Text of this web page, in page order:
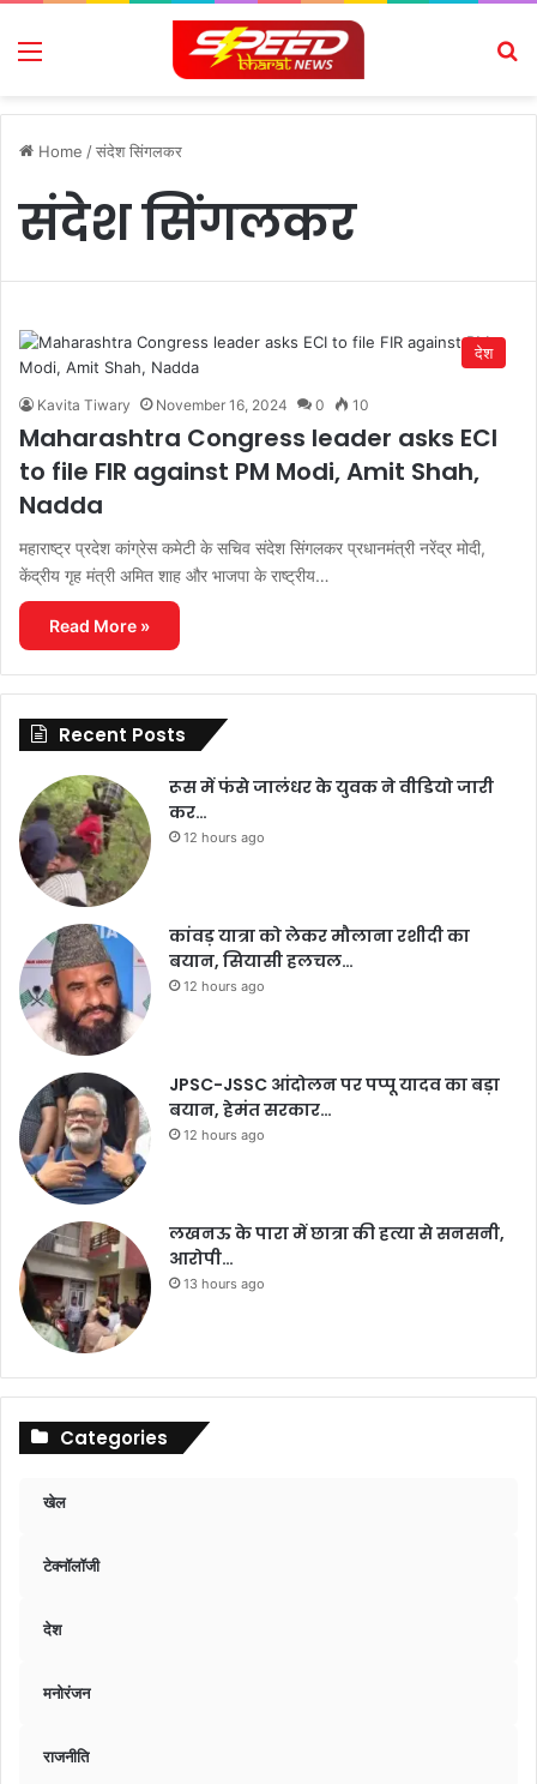
Menu
Home /संदेश सिंगलकर
संदेश सिंगलकर
देश
Kavita Tiwary November 16, 2024 0 10
Maharashtra Congress leader asks ECI
to file FIR against PM Modi, Amit Shah,
Nadda
महाराष्ट्र प्रदेश कांग्रेस कमेटी के सचिव संदेश सिंगलकर प्रधानमंत्री नरेंद्र मोदी,
केंद्रीय गृह मंत्री अमित शाह और भाजपा के राष्ट्रीय…
Read More »
Recent Posts
रूस में फंसे जालंधर के युवक ने वीडियो जारी
कर…
12 hours ago
कांवड़ यात्रा को लेकर मौलाना रशीदी का
बयान, सियासी हलचल…
12 hours ago
JPSC-JSSC आंदोलन पर पप्पू यादव का बड़ा
बयान, हेमंत सरकार…
12 hours ago
लखनऊ के पारा में छात्रा की हत्या से सनसनी,
आरोपी…
13 hours ago
Categories
खेल
टेक्नॉलॉजी
देश
मनोरंजन
राजनीति